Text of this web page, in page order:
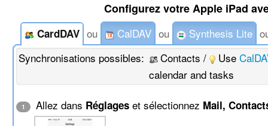
Configurez votre Apple iPad
CardDAV ou CalDAV ou Synthesis Lite
Synchronisations possibles:
Contacts / Use
calendar and tasks
1 Allez dans Réglages et sélectionnez Mail,